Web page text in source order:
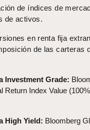
de índices de
de activos.
en renta fija
de las carteras
Investment Grade:
Return Index Value
High Yield: Bloomberg